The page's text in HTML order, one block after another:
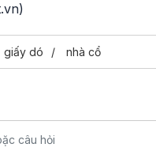
giấy dó nhà cổ